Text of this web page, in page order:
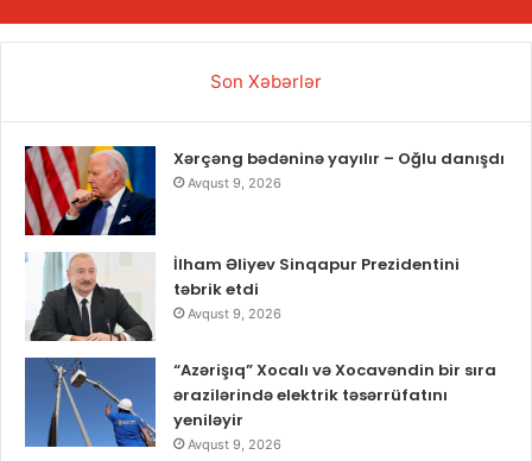
Son Xəbərlər
Xərçəng bədəninə yayılır – Oğlu danışdı
Avqust 9, 2026
İlham Əliyev Sinqapur Prezidentini
təbrik etdi
Avqust 9, 2026
“Azərişıq” Xocalı və Xocavəndin bir sıra
ərazilərində elektrik təsərrüfatını
yeniləyir
Avqust 9, 2026